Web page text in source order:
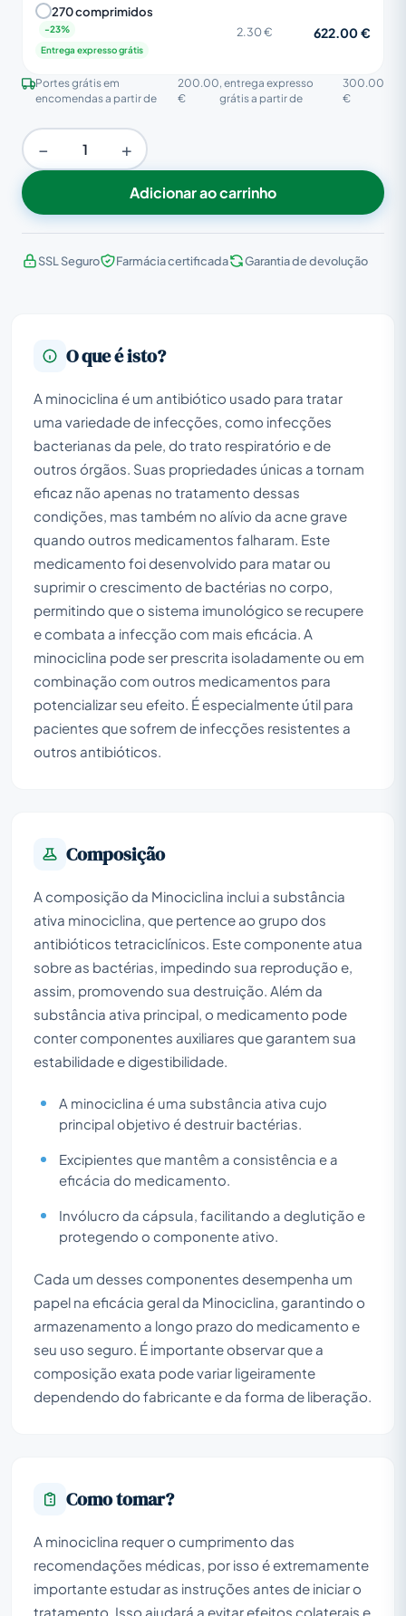
270 comprimidos
Entrega expresso grátis
2.30 € 622.00 €
Portes grátis em
encomendas a partir de
200.00
€
, entrega expresso
grátis a partir de
300.00
€
− +
Adicionar ao carrinho
SSL Seguro Farmácia certificada Garantia de devolução
O que é isto?
A minociclina é um antibiótico usado para tratar
uma variedade de infecções, como infecções
bacterianas da pele, do trato respiratório e de
outros órgãos. Suas propriedades únicas a tornam
eficaz não apenas no tratamento dessas
condições, mas também no alívio da acne grave
quando outros medicamentos falharam. Este
medicamento foi desenvolvido para matar ou
suprimir o crescimento de bactérias no corpo,
permitindo que o sistema imunológico se recupere
e combata a infecção com mais eficácia. A
minociclina pode ser prescrita isoladamente ou em
combinação com outros medicamentos para
potencializar seu efeito. É especialmente útil para
pacientes que sofrem de infecções resistentes a
outros antibióticos.
Composição
A composição da Minociclina inclui a substância
ativa minociclina, que pertence ao grupo dos
antibióticos tetraciclínicos. Este componente atua
sobre as bactérias, impedindo sua reprodução e,
assim, promovendo sua destruição. Além da
substância ativa principal, o medicamento pode
conter componentes auxiliares que garantem sua
estabilidade e digestibilidade.
A minociclina é uma substância ativa cujo
principal objetivo é destruir bactérias.
Excipientes que mantêm a consistência e a
eficácia do medicamento.
Invólucro da cápsula, facilitando a deglutição e
protegendo o componente ativo.
Cada um desses componentes desempenha um
papel na eficácia geral da Minociclina, garantindo o
armazenamento a longo prazo do medicamento e
seu uso seguro. É importante observar que a
composição exata pode variar ligeiramente
dependendo do fabricante e da forma de liberação.
Como tomar?
A minociclina requer o cumprimento das
recomendações médicas, por isso é extremamente
importante estudar as instruções antes de iniciar o
tratamento. Isso ajudará a evitar efeitos colaterais e